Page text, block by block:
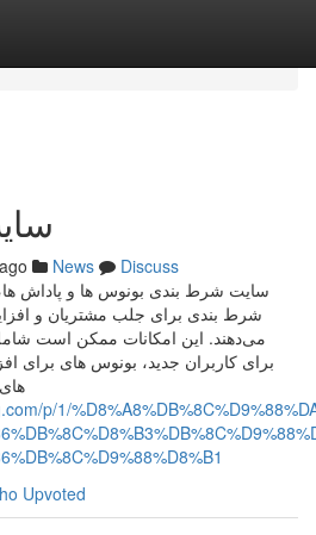
News
Discuss
سایت شرط بندی بونوس‌ ها و پاداش‌
شرط بندی برای جلب مشتریان و
می‌دهند. این امکانات ممکن است
برای کاربران جدید، بونوس‌ های برای
p/1/
Upvoted